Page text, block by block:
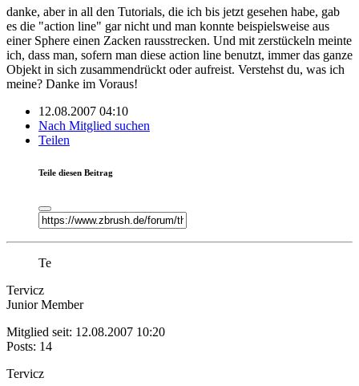
danke, aber in all den Tutorials, die ich bis jetzt gesehen habe, gab
es die "action line" gar nicht und man konnte beispielsweise aus
einer Sphere einen Zacken rausstrecken. Und mit zerstückeln meinte
ich, dass man, sofern man diese action line benutzt, immer das ganze
Objekt in sich zusammendrückt oder aufreist. Verstehst du, was ich
meine? Danke im Voraus!
12.08.2007 04:10
Nach Mitglied suchen
Teilen
Teile diesen Beitrag
Te
Tervicz
Junior Member
Mitglied seit: 12.08.2007 10:20
Posts: 14
Tervicz